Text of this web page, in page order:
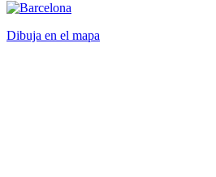
Dibuja en el mapa